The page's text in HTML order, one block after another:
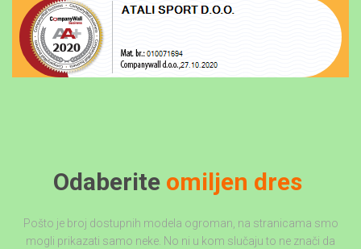
Odaberite omiljen dres
Pošto je broj dostupnih modela ogroman, na stranicama smo
mogli prikazati samo neke. No ni u kom slučaju to ne znači da